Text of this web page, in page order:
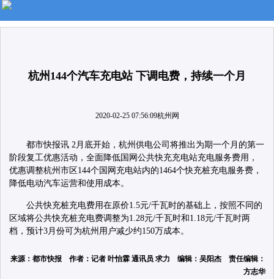
杭州144个汽车充电站 下调电费，持续一个月
2020-02-25 07:56:09杭州网
都市快报讯 2月底开始，杭州供电公司将推出为期一个月的第一
阶段复工优惠活动，全面降低国网公共快充充电站充电服务费用，
优惠调整杭州市区144个国网充电站内的1464个快充桩充电服务费，
降低电动汽车运营和使用成本。
公共快充桩充电费用在原价1.5元/千瓦时的基础上，按照不同的
区域将公共快充桩充电费调整为1.28元/千瓦时和1.18元/千瓦时两
档，预计3月份可为杭州用户减少约150万成本。
来源：都市快报 作者：记者 叶怡霖 通讯员 求力 编辑：吴阳杰 责任编辑：
方志华